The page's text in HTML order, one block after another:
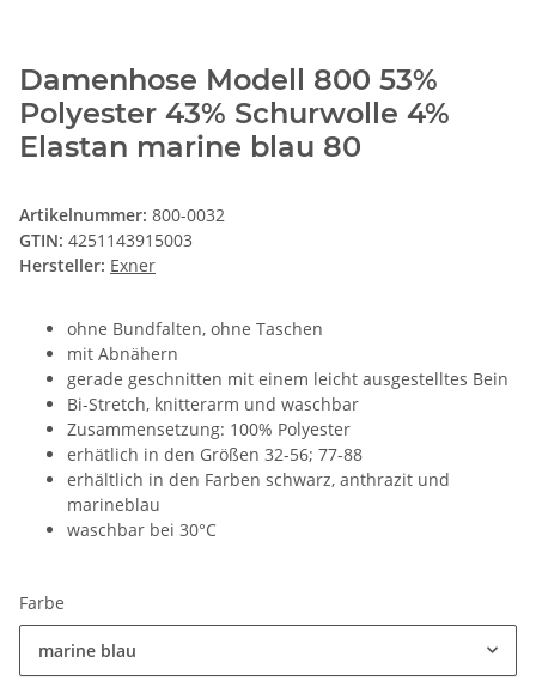
Damenhose Modell 800 53%
Polyester 43% Schurwolle 4%
Elastan marine blau 80
Artikelnummer: 800-0032
GTIN: 4251143915003
Hersteller: Exner
ohne Bundfalten, ohne Taschen
mit Abnähern
gerade geschnitten mit einem leicht ausgestelltes Bein
Bi-Stretch, knitterarm und waschbar
Zusammensetzung: 100% Polyester
erhätlich in den Größen 32-56; 77-88
erhältlich in den Farben schwarz, anthrazit und
marineblau
waschbar bei 30°C
Farbe
marine blau